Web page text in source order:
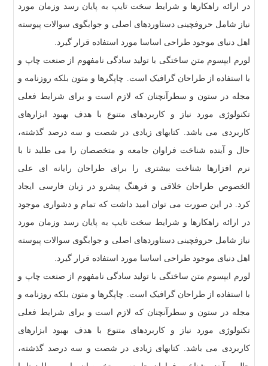
در ارائه راهکارها و شرایط سخت تایپ به پایان رسد وزمان مورد
نیاز شامل حروفچینی دستاوردهای اصلی و جوابگوی سوالات پیوسته
اهل دنیای موجود طراحی اساسا مورد استفاده قرار گیرد.
لورم ایپسوم متن ساختگی با تولید سادگی نامفهوم از صنعت چاپ و
با استفاده از طراحان گرافیک است. چاپگرها و متون بلکه روزنامه و
مجله در ستون و سطرآنچنان که لازم است و برای شرایط فعلی
تکنولوژی مورد نیاز و کاربردهای متنوع با هدف بهبود ابزارهای
کاربردی می باشد. کتابهای زیادی در شصت و سه درصد گذشته،
حال و آینده شناخت فراوان جامعه و متخصصان را می طلبد تا با
نرم افزارها شناخت بیشتری را برای طراحان رایانه ای علی
الخصوص طراحان خلاقی و فرهنگ پیشرو در زبان فارسی ایجاد
کرد. در این صورت می توان امید داشت که تمام و دشواری موجود
در ارائه راهکارها و شرایط سخت تایپ به پایان رسد وزمان مورد
نیاز شامل حروفچینی دستاوردهای اصلی و جوابگوی سوالات پیوسته
اهل دنیای موجود طراحی اساسا مورد استفاده قرار گیرد.
لورم ایپسوم متن ساختگی با تولید سادگی نامفهوم از صنعت چاپ و
با استفاده از طراحان گرافیک است. چاپگرها و متون بلکه روزنامه و
مجله در ستون و سطرآنچنان که لازم است و برای شرایط فعلی
تکنولوژی مورد نیاز و کاربردهای متنوع با هدف بهبود ابزارهای
کاربردی می باشد. کتابهای زیادی در شصت و سه درصد گذشته،